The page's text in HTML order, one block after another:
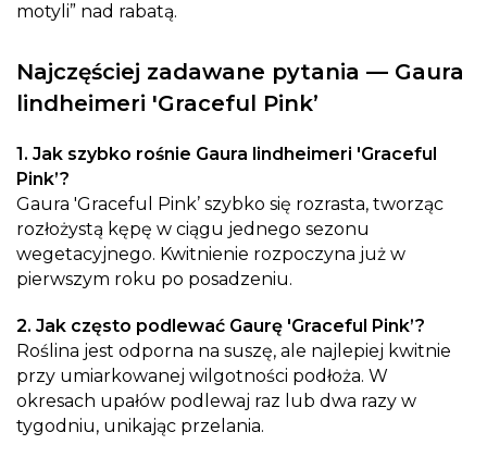
motyli” nad rabatą.
Najczęściej zadawane pytania — Gaura
lindheimeri 'Graceful Pink’
1. Jak szybko rośnie Gaura lindheimeri 'Graceful
Pink’?
Gaura 'Graceful Pink’ szybko się rozrasta, tworząc
rozłożystą kępę w ciągu jednego sezonu
wegetacyjnego. Kwitnienie rozpoczyna już w
pierwszym roku po posadzeniu.
2. Jak często podlewać Gaurę 'Graceful Pink’?
Roślina jest odporna na suszę, ale najlepiej kwitnie
przy umiarkowanej wilgotności podłoża. W
okresach upałów podlewaj raz lub dwa razy w
tygodniu, unikając przelania.